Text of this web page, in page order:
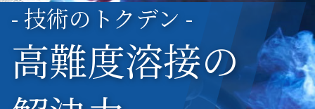
- 技術のトクデン -
高難度溶接の